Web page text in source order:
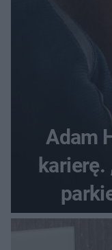
Adam
karierę.